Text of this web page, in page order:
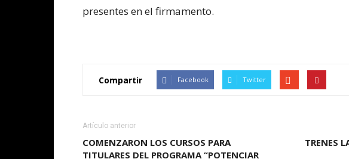
presentes en el firmamento.
Compartir Facebook Twitter
Artículo anterior
COMENZARON LOS CURSOS PARA
TITULARES DEL PROGRAMA “POTENCIAR
TRENES